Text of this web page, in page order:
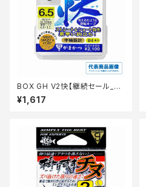
BOX GH V2快【継続セール_仕
掛】
¥1,617